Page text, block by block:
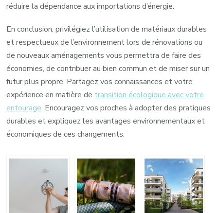
réduire la dépendance aux importations d’énergie.
En conclusion, privilégiez l’utilisation de matériaux durables
et respectueux de l’environnement lors de rénovations ou
de nouveaux aménagements vous permettra de faire des
économies, de contribuer au bien commun et de miser sur un
futur plus propre. Partagez vos connaissances et votre
expérience en matière de transition écologique avec votre
entourage. Encouragez vos proches à adopter des pratiques
durables et expliquez les avantages environnementaux et
économiques de ces changements.